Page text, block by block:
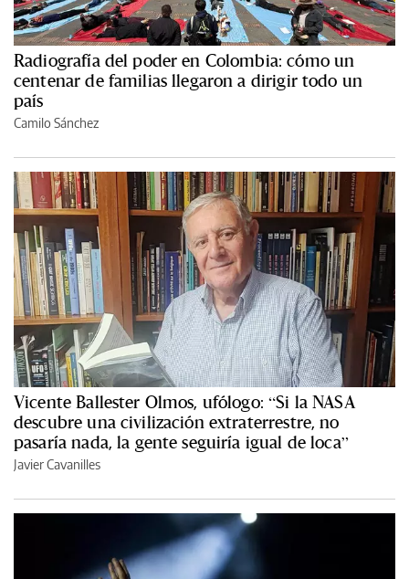
Radiografía del poder en Colombia: cómo un
centenar de familias llegaron a dirigir todo un
país
Camilo Sánchez
Vicente Ballester Olmos, ufólogo: “Si la NASA
descubre una civilización extraterrestre, no
pasaría nada, la gente seguiría igual de loca”
Javier Cavanilles